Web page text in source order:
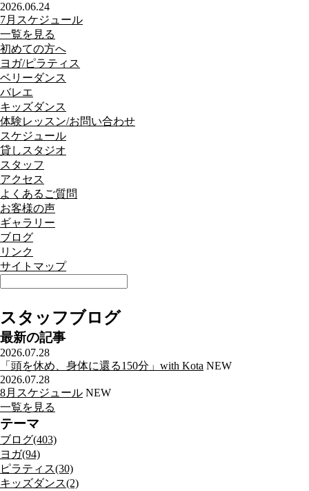
2026.06.24
7月スケジュール
一覧を見る
初めての方へ
ヨガ/ピラティス
ベリーダンス
バレエ
キッズダンス
体験レッスン/お問い合わせ
スケジュール
貸しスタジオ
スタッフ
アクセス
よくあるご質問
お客様の声
ギャラリー
ブログ
リンク
サイトマップ
スタッフブログ
最新の記事
2026.07.28
「頭を休め、身体に還る150分」with Kota NEW
2026.07.28
8月スケジュール NEW
一覧を見る
テーマ
ブログ(403)
ヨガ(94)
ピラティス(30)
キッズダンス(2)